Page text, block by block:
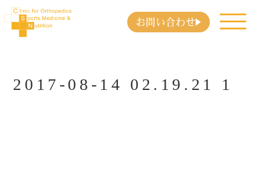
お問い合わせ
2017-08-14 02.19.21 1